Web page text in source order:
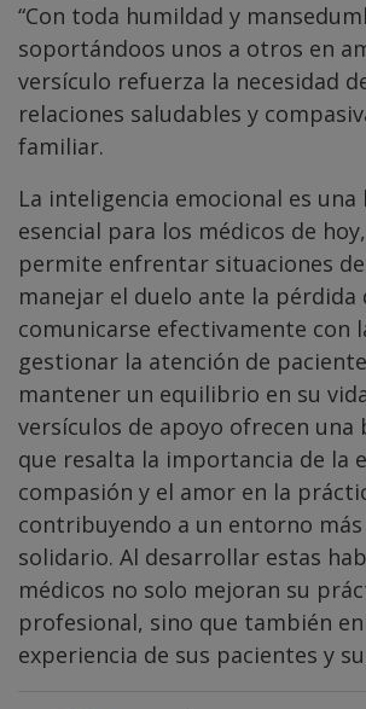
“Con toda humildad y
soportándoos unos a otros en
versículo refuerza la necesidad
relaciones saludables y
familiar.
La inteligencia emocional es una
esencial para los médicos de
permite enfrentar situaciones
manejar el duelo ante la pérdida
comunicarse efectivamente con
gestionar la atención de
mantener un equilibrio en su
versículos de apoyo ofrecen una
que resalta la importancia de la
compasión y el amor en la
contribuyendo a un entorno
solidario. Al desarrollar estas
médicos no solo mejoran su
profesional, sino que también
experiencia de sus pacientes y